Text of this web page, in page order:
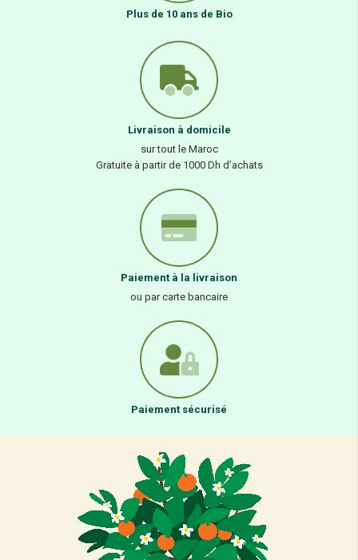
Plus de 10 ans de Bio
Livraison à domicile
sur tout le Maroc
Gratuite à partir de 1000 Dh d’achats
Paiement à la livraison
ou par carte bancaire
Paiement sécurisé